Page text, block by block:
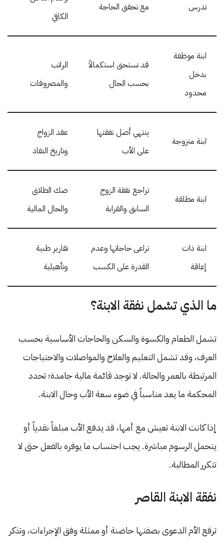
تدرس مع تحقق الحاجة
الكافي
ابنة موظفة
بدخل
محدود
قد تستحق استكمالاً
بحسب الحال
الراتب
والمصروفات
ابنة متزوجة
ينتهي أصل نفقتها
على الأب
عقد الزواج
وتاريخ النفاذ
ابنة مطلقة
تراجع نفقة الزوج
السابق والقرابة
صك الطلاق
والحال المالية
ابنة ذات
إعاقة
تراعى حاجاتها وعدم
القدرة على الكسب
تقارير طبية
وتأهيلية
ما الذي تشمل نفقة الابنة؟
تشمل الطعام والكسوة والسكن والحاجات الأساسية بحسب
العرف، وقد تشمل التعليم والعلاج والمواصلات والاحتياجات
المرتبطة بالعمر والحالة. لا توجد قائمة مالية جامدة؛ تحدد
المحكمة ما يعد مناسباً في ضوء سعة الأب وحال الابنة.
إذا كانت الابنة تعيش مع أمها، قد يدفع الأب مبلغاً نقدياً أو
يتحمل الرسوم مباشرة. يجب احتساب ما يوفره بالفعل حتى لا
تتكرر المطالبة.
نفقة الابنة القاصر
ترفع الأم الدعوى بصفتها حاضنة أو ممثلة وفق الإجراءات، وتذكر